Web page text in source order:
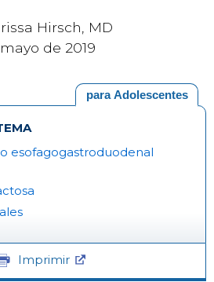
Hirsch, MD
de 2019
para Adolescentes
esofagogastroduodenal
Imprimir